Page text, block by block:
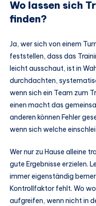
Wo lassen sich
finden?
Ja, wer sich von einem
feststellen, dass das
leicht ausschaut, ist in
durchdachten,
wenn sich ein Team zum
einen macht das
anderen können Fehler
wenn sich welche
Wer nur zu Hause alleine
gute Ergebnisse erzielen.
immer eigenständig
Kontrollfaktor fehlt. Wo
aufgreifen, wenn nicht in